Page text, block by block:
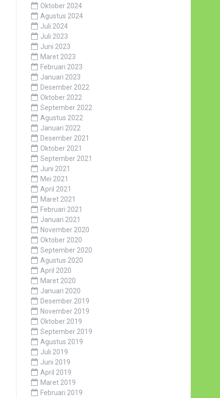
Oktober 2024
Agustus 2024
Juli 2024
Juli 2023
Juni 2023
Maret 2023
Februari 2023
Januari 2023
Desember 2022
Oktober 2022
September 2022
Agustus 2022
Januari 2022
Desember 2021
Oktober 2021
September 2021
Juni 2021
Mei 2021
April 2021
Maret 2021
Februari 2021
Januari 2021
November 2020
Oktober 2020
September 2020
Agustus 2020
April 2020
Maret 2020
Januari 2020
Desember 2019
November 2019
Oktober 2019
September 2019
Agustus 2019
Juli 2019
Juni 2019
April 2019
Maret 2019
Februari 2019